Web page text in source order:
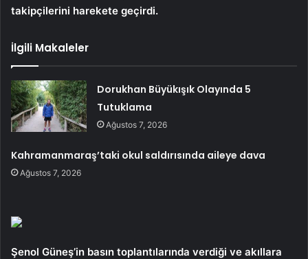
takipçilerini harekete geçirdi.
İlgili Makaleler
Dorukhan Büyükışık Olayında 5
Tutuklama
Ağustos 7, 2026
Kahramanmaraş’taki okul saldırısında aileye dava
Ağustos 7, 2026
Şenol Güneş’in basın toplantılarında verdiği ve akıllara